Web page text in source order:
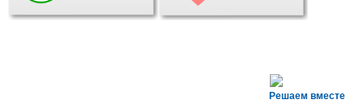
Решаем вместе